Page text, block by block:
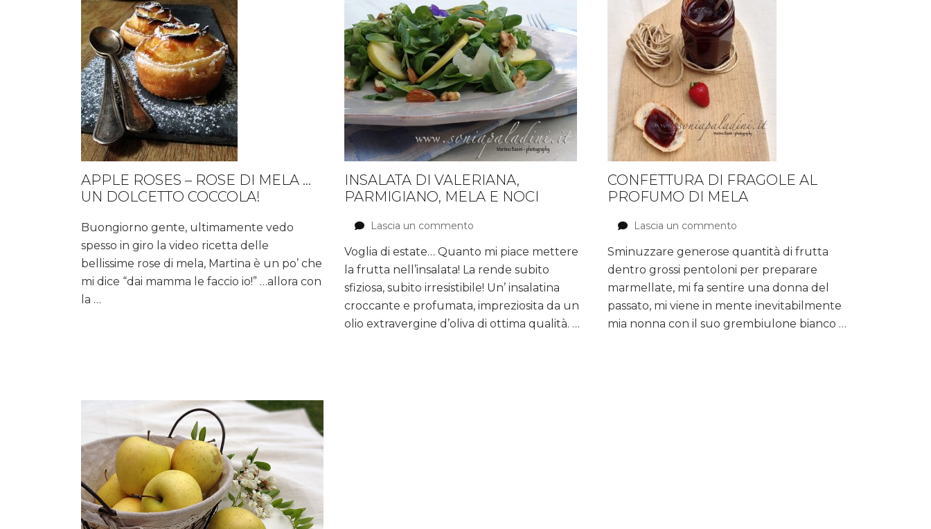
APPLE ROSES – ROSE DI MELA …
UN DOLCETTO COCCOLA!
Buongiorno gente, ultimamente vedo
spesso in giro la video ricetta delle
bellissime rose di mela, Martina è un po’ che
mi dice “dai mamma le faccio io!” …allora con
la …
INSALATA DI VALERIANA,
PARMIGIANO, MELA E NOCI
Lascia un commento
di
Valeriana,
parmigiano,
mela
e
noci
Voglia di estate… Quanto mi piace mettere
la frutta nell’insalata! La rende subito
sfiziosa, subito irresistibile! Un’ insalatina
croccante e profumata, impreziosita da un
olio extravergine d’oliva di ottima qualità. …
CONFETTURA DI FRAGOLE AL
PROFUMO DI MELA
Lascia un commento
di
fragole
al
profumo
di
mela
Sminuzzare generose quantità di frutta
dentro grossi pentoloni per preparare
marmellate, mi fa sentire una donna del
passato, mi viene in mente inevitabilmente
mia nonna con il suo grembiulone bianco …